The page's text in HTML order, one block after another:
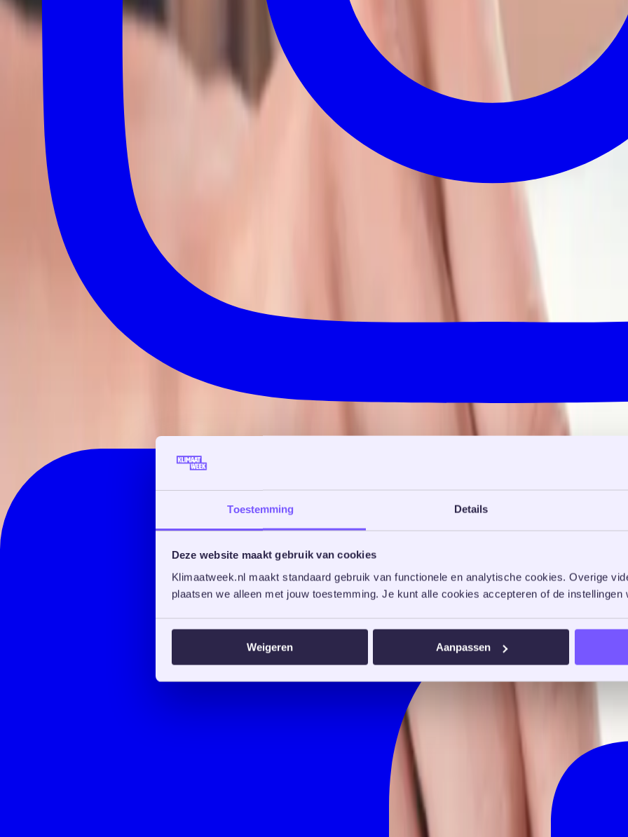
Toestemming Details
Deze website maakt gebruik van cookies
Klimaatweek.nl maakt standaard gebruik van functionele en analytische cookies. Overige
plaatsen we alleen met jouw toestemming. Je kunt alle cookies accepteren of de
Weigeren Aanpassen